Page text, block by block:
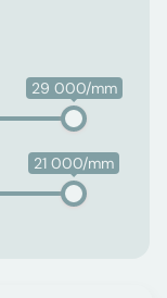
29 000/mm
21 000/mm